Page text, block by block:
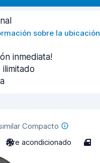
sobre la ubicación
inmediata!
ilimitado
Compacto
Aire acondicionado 4